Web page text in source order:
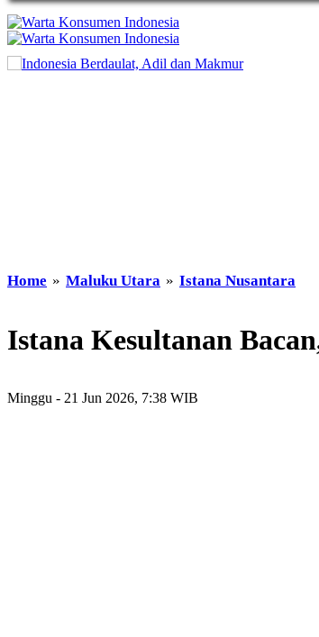
Home » Maluku Utara » Istana Nusantara
Istana Kesultanan
Minggu - 21 Jun 2026, 7:38 WIB